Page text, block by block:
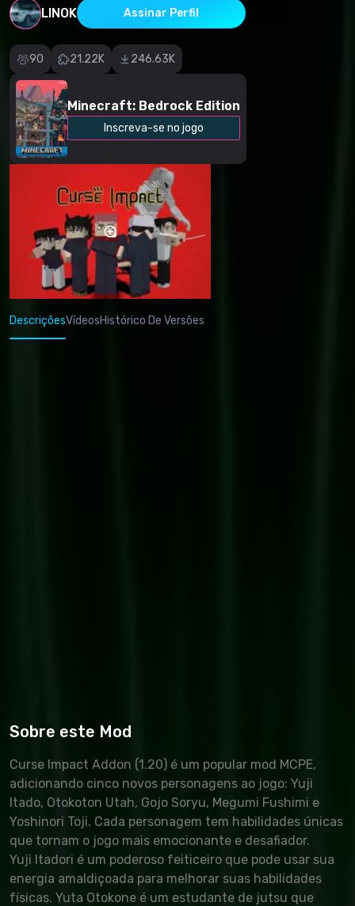
LINOK Assinar Perfil
90 21.22K 246.63K
Minecraft: Bedrock Edition
Inscreva-se no jogo
DescriçõesVídeosHistórico De Versões
Sobre este Mod
Curse Impact Addon (1.20) é um popular mod MCPE,
adicionando cinco novos personagens ao jogo: Yuji
Itado, Otokoton Utah, Gojo Soryu, Megumi Fushimi e
Yoshinori Toji. Cada personagem tem habilidades únicas
que tornam o jogo mais emocionante e desafiador.
Yuji Itadori é um poderoso feiticeiro que pode usar sua
energia amaldiçoada para melhorar suas habilidades
físicas. Yuta Otokone é um estudante de jutsu que